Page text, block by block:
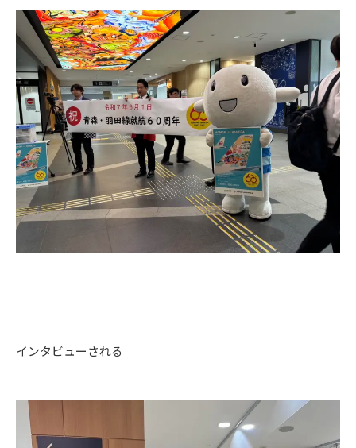
インタビューされる